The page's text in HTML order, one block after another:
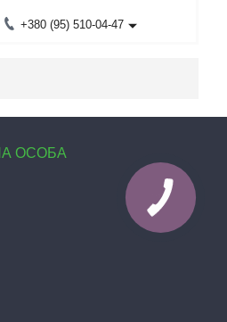
+380 (95) 510-04-47